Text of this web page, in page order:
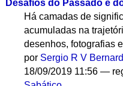
Desafios do Passado e
Há camadas de
acumuladas na
desenhos, fotografias
por Sergio R V
18/09/2019 11:56—